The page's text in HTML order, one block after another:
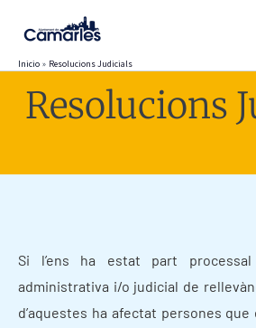
contenido
Inicio Resolucions Judicials
Resolucions
Si l’ens ha estat part processal
administrativa i/o judicial de
d’aquestes ha afectat persones